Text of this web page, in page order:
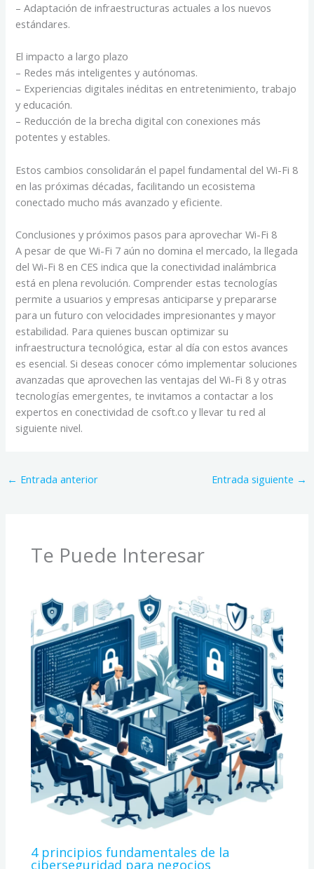
– Adaptación de infraestructuras actuales a los nuevos
estándares.
El impacto a largo plazo
– Redes más inteligentes y autónomas.
– Experiencias digitales inéditas en entretenimiento, trabajo
y educación.
– Reducción de la brecha digital con conexiones más
potentes y estables.
Estos cambios consolidarán el papel fundamental del Wi-Fi 8
en las próximas décadas, facilitando un ecosistema
conectado mucho más avanzado y eficiente.
Conclusiones y próximos pasos para aprovechar Wi-Fi 8
A pesar de que Wi-Fi 7 aún no domina el mercado, la llegada
del Wi-Fi 8 en CES indica que la conectividad inalámbrica
está en plena revolución. Comprender estas tecnologías
permite a usuarios y empresas anticiparse y prepararse
para un futuro con velocidades impresionantes y mayor
estabilidad. Para quienes buscan optimizar su
infraestructura tecnológica, estar al día con estos avances
es esencial. Si deseas conocer cómo implementar soluciones
avanzadas que aprovechen las ventajas del Wi-Fi 8 y otras
tecnologías emergentes, te invitamos a contactar a los
expertos en conectividad de csoft.co y llevar tu red al
siguiente nivel.
← Entrada anterior Entrada siguiente →
Te Puede Interesar
4 principios fundamentales de la
ciberseguridad para negocios